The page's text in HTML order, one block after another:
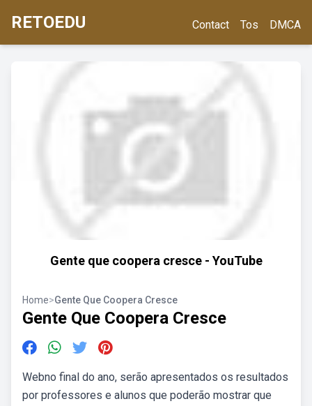
RETOEDU Contact Tos DMCA
Gente que coopera cresce - YouTube
Home>Gente Que Coopera Cresce
Gente Que Coopera Cresce
Webno final do ano, serão apresentados os resultados
por professores e alunos que poderão mostrar que